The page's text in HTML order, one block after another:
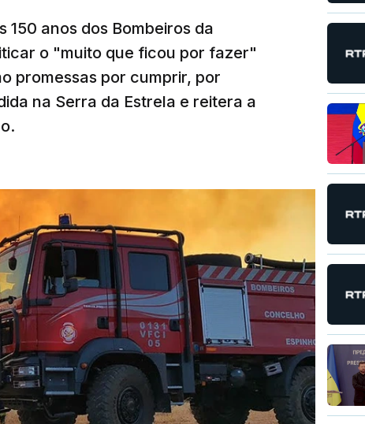
150 anos dos Bombeiros da
o "muito que ficou por fazer"
promessas por cumprir, por
na Serra da Estrela e reitera a